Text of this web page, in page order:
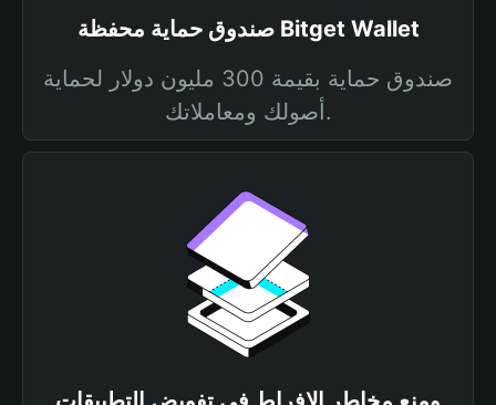
صندوق حماية محفظة Bitget Wallet
صندوق حماية بقيمة 300 مليون دولار لحماية
أصولك ومعاملاتك.